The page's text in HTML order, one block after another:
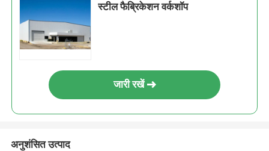
स्टील फैब्रिकेशन वर्कशॉप
जारी रखें
अनुशंसित उत्पाद